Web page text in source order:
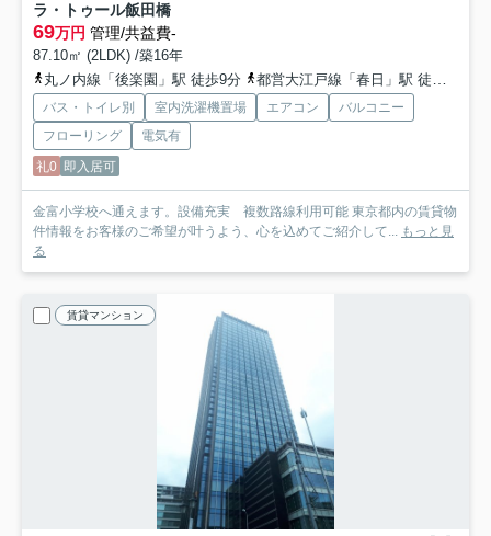
ラ・トゥール飯田橋
69万円 管理/共益費-
87.10㎡ (2LDK) /築16年
丸ノ内線「後楽園」駅 徒歩9分
都営大江戸線「春日」駅 徒歩15分
バス・トイレ別 室内洗濯機置場 エアコン
バルコニー
フローリング
電気有
礼0 即入居可
金富小学校へ通えます。設備充実 複数路線利用可能 東京都内の賃貸物
件情報をお客様のご希望が叶うよう、心を込めてご紹介して... もっと見
る
賃貸マンション